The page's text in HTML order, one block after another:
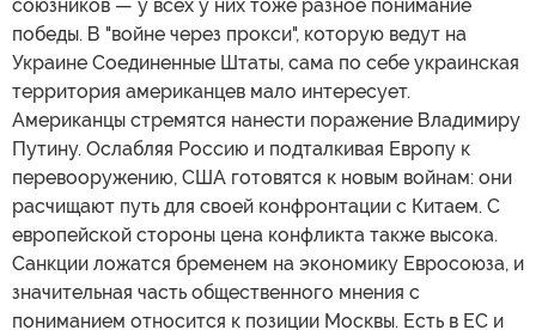
союзников — у всех у них тоже разное понимание
победы. В "войне через прокси", которую ведут на
Украине Соединенные Штаты, сама по себе украинская
территория американцев мало интересует.
Американцы стремятся нанести поражение Владимиру
Путину. Ослабляя Россию и подталкивая Европу к
перевооружению, США готовятся к новым войнам: они
расчищают путь для своей конфронтации с Китаем. С
европейской стороны цена конфликта также высока.
Санкции ложатся бременем на экономику Евросоюза, и
значительная часть общественного мнения с
пониманием относится к позиции Москвы. Есть в ЕС и